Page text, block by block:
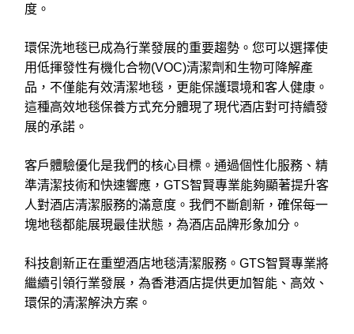
度。
環保洗地毯已成為行業發展的重要趨勢。您可以選擇使
用低揮發性有機化合物(VOC)清潔劑和生物可降解產
品，不僅能有效清潔地毯，更能保護環境和客人健康。
這種高效地毯保養方式充分體現了現代酒店對可持續發
展的承諾。
客戶體驗優化是我們的核心目標。通過個性化服務、精
準清潔技術和快速響應，GTS智賢專業能夠顯著提升客
人對酒店清潔服務的滿意度。我們不斷創新，確保每一
塊地毯都能展現最佳狀態，為酒店品牌形象加分。
科技創新正在重塑酒店地毯清潔服務。GTS智賢專業將
繼續引領行業發展，為香港酒店提供更加智能、高效、
環保的清潔解決方案。